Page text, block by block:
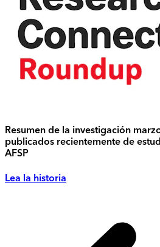
Resumen de la investigación
publicados recientemente de
AFSP
Lea la historia